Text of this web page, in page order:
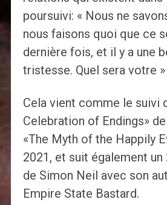
poursuivi: « Nous ne
nous faisons quoi que ce
dernière fois, et il y a une
tristesse. Quel sera votre
Cela vient comme le suivi
Celebration of Endings»
«The Myth of the Happily
2021, et suit également
de Simon Neil avec son
Empire State Bastard.